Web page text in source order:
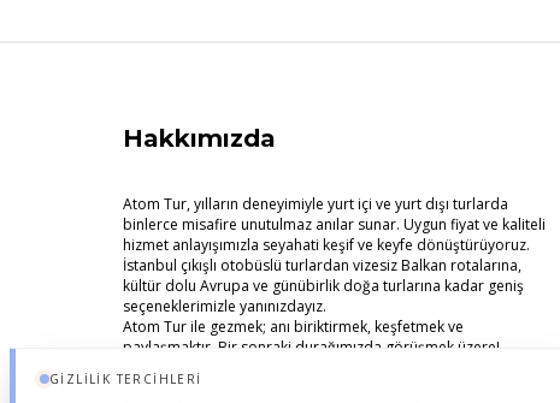
GIZLILIK TERCIHLERI
Hakkımızda
Atom Tur, yılların deneyimiyle yurt içi ve yurt dışı turlarda
binlerce misafire unutulmaz anılar sunar. Uygun fiyat ve kaliteli
hizmet anlayışımızla seyahati keşif ve keyfe dönüştürüyoruz.
İstanbul çıkışlı otobüslü turlardan vizesiz Balkan rotalarına,
kültür dolu Avrupa ve günübirlik doğa turlarına kadar geniş
seçeneklerimizle yanınızdayız.
Atom Tur ile gezmek; anı biriktirmek, keşfetmek ve
paylaşmaktır. Bir sonraki durağımızda görüşmek üzere!